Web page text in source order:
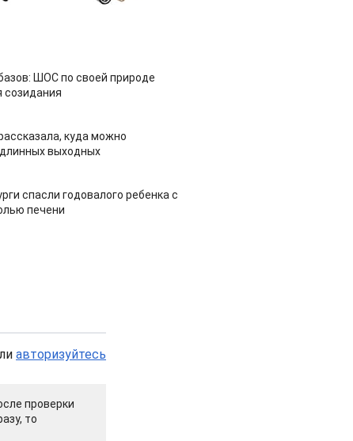
ШОС по своей природе
созидания
куда можно
выходных
спасли годовалого ребенка с
печени
авторизуйтесь
проверки
то